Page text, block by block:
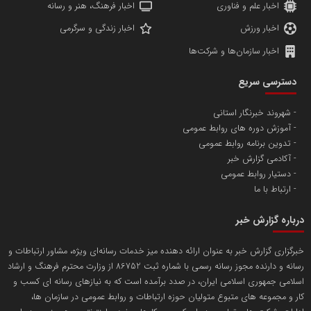
پایگاه اطلاع رسانی اعتلای نهادهای مردمی
تامین آهن اسفنجی تولیدکنندگان فولاد در کشور
تریبون
انتشار گسترده محتوا در رسانه گزارش خبر
مسعودصادقی
اخبار علم و فناوری
اخبار فرهنگ، هنر و رسانه
اخبار ورزش
اخبار زندگی و سرگرمی
اخبار سازمان‌ها و شرکت‌ها
دسترسی سریع
شهروند خبرنگار استانی
آموزش دوره های روابط عمومی
تدوین برنامه روابط عمومی
آکادمی گزارش خبر
دستیار روابط عمومی
ارتباط با ما
درباره گزارش خبر
خبرگزاری گزارش خبر به عنوان ارائه دهنده میز خدمات رسانه‌ای ویژه، مشاور ارتباطات و
رسانه و دارنده مجوز رسانه رسمی با شماره ثبت 86752 از وزارت محترم فرهنگ و ارشاد
اسلامی جمهوری اسلامی ایران، در صدد برآمده است که به نیازهای رسانه ای کسب و
کار و مجموعه های متبوع متولیان حوزه ارتباطات و روابط عمومی در سازمان ها،